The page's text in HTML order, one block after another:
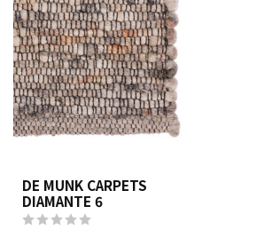
DE MUNK CARPETS
DIAMANTE 6